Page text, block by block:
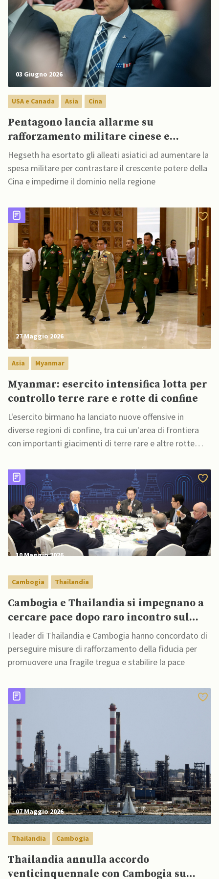
03 Giugno 2026
USA e Canada Asia Cina
Pentagono lancia allarme su
rafforzamento militare cinese e
sollecita alleati asiatici ad aumentare
spesa per difesa
Hegseth ha esortato gli alleati asiatici ad aumentare la
spesa militare per contrastare il crescente potere della
Cina e impedirne il dominio nella regione
27 Maggio 2026
Asia Myanmar
Myanmar: esercito intensifica lotta per
controllo terre rare e rotte di confine
L'esercito birmano ha lanciato nuove offensive in
diverse regioni di confine, tra cui un'area di frontiera
con importanti giacimenti di terre rare e altre rotte
10 Maggio 2026
Cambogia Thailandia
Cambogia e Thailandia si impegnano a
cercare pace dopo raro incontro sul
conflitto
I leader di Thailandia e Cambogia hanno concordato di
perseguire misure di rafforzamento della fiducia per
promuovere una fragile tregua e stabilire la pace
07 Maggio 2026
Thailandia Cambogia
Thailandia annulla accordo
venticinquennale con Cambogia su